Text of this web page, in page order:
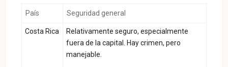
País Seguridad general
Costa Rica
Relativamente seguro, especialmente
fuera de la capital. Hay crimen, pero
manejable.